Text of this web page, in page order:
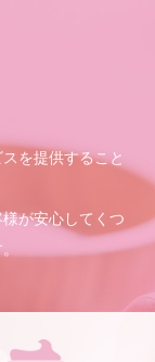
を提供すること
が安心してくつ